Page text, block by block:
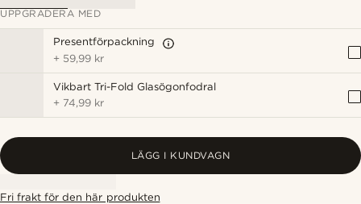
UPPGRADERA MED
Presentförpackning
+ 59,99 kr
Vikbart Tri-Fold Glasögonfodral
+ 74,99 kr
LÄGG I KUNDVAGN
Fri frakt för den här produkten